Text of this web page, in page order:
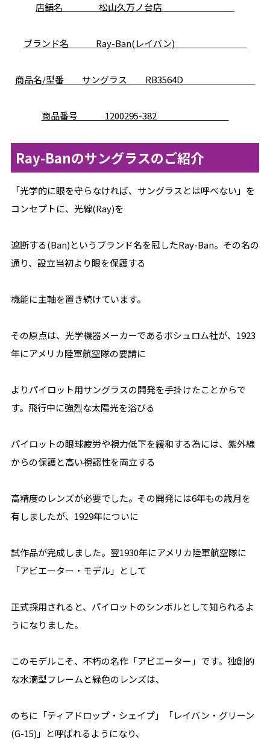
店舗名 松山久万ノ台店
ブランド名 Ray-Ban(レイバン)
商品名/型番 サングラス RB3564D
商品番号 1200295-382
Ray-Banのサングラスのご紹介
「光学的に眼を守らなければ、サングラスとは呼べない」を
コンセプトに、光線(Ray)を
遮断する(Ban)というブランド名を冠したRay-Ban。その名の
通り、設立当初より眼を保護する
機能に主軸を置き続けています。
その原点は、光学機器メーカーであるボシュロム社が、1923
年にアメリカ陸軍航空隊の要請に
よりパイロット用サングラスの開発を手掛けたことからで
す。飛行中に強烈な太陽光を浴びる
パイロットの眼球疲労や視力低下を緩和する為には、紫外線
からの保護と高い視認性を両立する
高精度のレンズが必要でした。その開発には6年もの歳月を
有しましたが、1929年についに
試作品が完成しました。翌1930年にアメリカ陸軍航空隊に
「アビエーター・モデル」として
正式採用されると、パイロットのシンボルとして知られるよ
うになりました。
このモデルこそ、不朽の名作「アビエーター」です。独創的
な水滴型フレームと緑色のレンズは、
のちに「ティアドロップ・シェイプ」「レイバン・グリーン
(G-15)」と呼ばれるようになり、